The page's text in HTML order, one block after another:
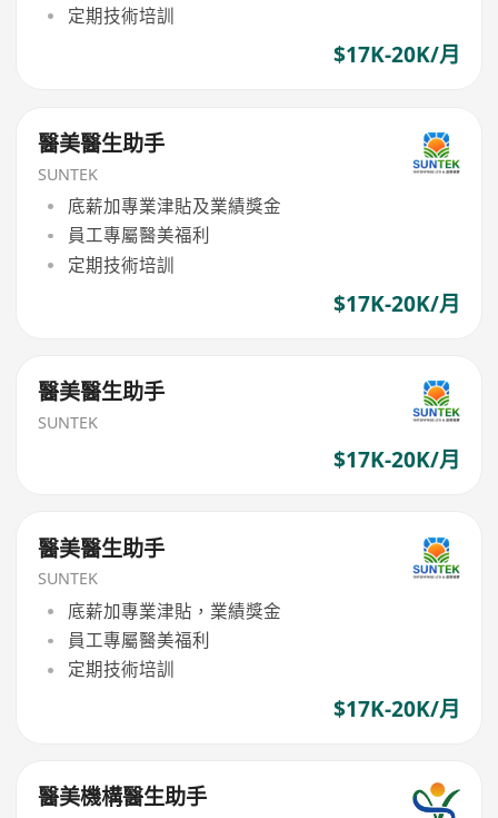
定期技術培訓
$17K-20K/月
醫美醫生助手
SUNTEK
底薪加專業津貼及業績獎金
員工專屬醫美福利
定期技術培訓
$17K-20K/月
醫美醫生助手
SUNTEK
$17K-20K/月
醫美醫生助手
SUNTEK
底薪加專業津貼，業績獎金
員工專屬醫美福利
定期技術培訓
$17K-20K/月
醫美機構醫生助手